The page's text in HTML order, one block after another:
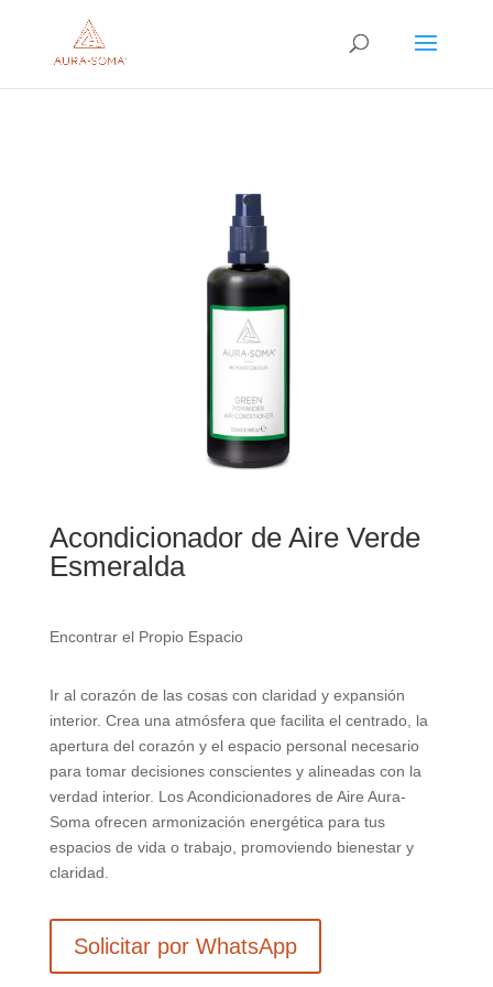
Acondicionador de Aire Verde
Esmeralda
Encontrar el Propio Espacio
Ir al corazón de las cosas con claridad y expansión
interior. Crea una atmósfera que facilita el centrado, la
apertura del corazón y el espacio personal necesario
para tomar decisiones conscientes y alineadas con la
verdad interior. Los Acondicionadores de Aire Aura-
Soma ofrecen armonización energética para tus
espacios de vida o trabajo, promoviendo bienestar y
claridad.
Solicitar por WhatsApp